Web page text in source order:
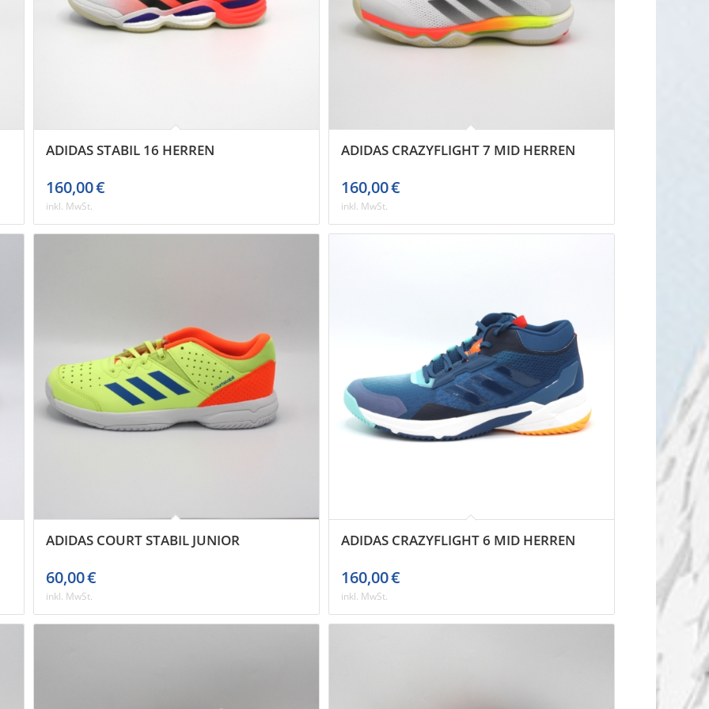
ADIDAS STABIL 16 HERREN
160,00€
inkl. MwSt.
ADIDAS CRAZYFLIGHT 7 MID HERREN
160,00€
inkl. MwSt.
ADIDAS COURT STABIL JUNIOR
60,00€
inkl. MwSt.
ADIDAS CRAZYFLIGHT 6 MID HERREN
160,00€
inkl. MwSt.